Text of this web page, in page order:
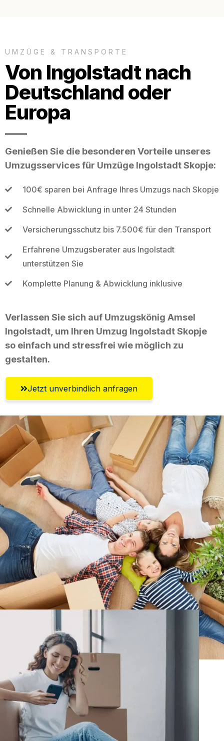
UMZÜGE & TRANSPORTE
Von Ingolstadt nach
Deutschland oder
Europa
Genießen Sie die besonderen Vorteile unseres
Umzugsservices für Umzüge Ingolstadt Skopje:
100€ sparen bei Anfrage Ihres Umzugs nach Skopje
Schnelle Abwicklung in unter 24 Stunden
Versicherungsschutz bis 7.500€ für den Transport
Erfahrene Umzugsberater aus Ingolstadt
unterstützen Sie
Komplette Planung & Abwicklung inklusive
Verlassen Sie sich auf Umzugskönig Amsel
Ingolstadt, um Ihren Umzug Ingolstadt Skopje
so einfach und stressfrei wie möglich zu
gestalten.
Jetzt unverbindlich anfragen